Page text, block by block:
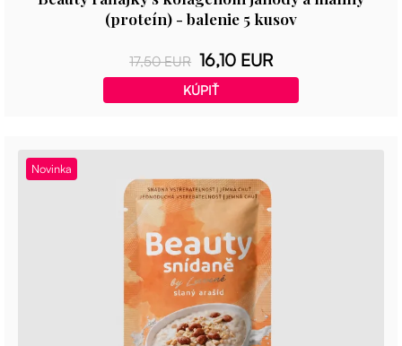
(proteín) - balenie 5 kusov
17,50 EUR 16,10 EUR
KÚPIŤ
Novinka